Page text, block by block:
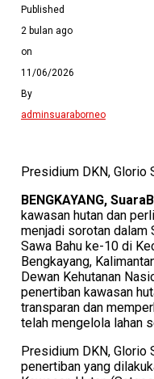
Published
2 bulan ago
on
11/06/2026
By
adminsuaraborneo
Presidium DKN, Glorio
BENGKAYANG,
kawasan hutan dan
menjadi sorotan dalam
Sawa Bahu ke-10 di
Bengkayang,
Dewan Kehutanan
penertiban kawasan
transparan dan
telah mengelola lahan
​Presidium DKN, Glorio
penertiban yang